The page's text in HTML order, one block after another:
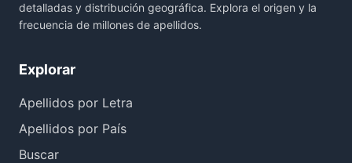
detalladas y distribución geográfica. Explora el origen y la
frecuencia de millones de apellidos.
Explorar
Apellidos por Letra
Apellidos por País
Buscar